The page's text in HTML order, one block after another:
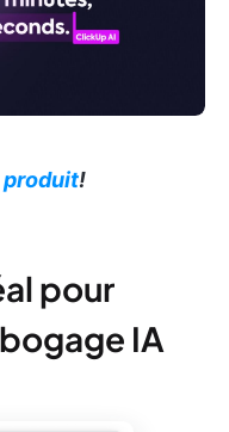
produit!
pour
IA